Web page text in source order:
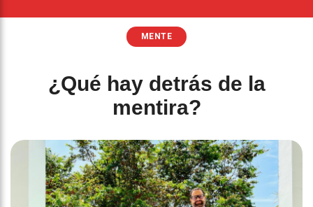
MENTE
¿Qué hay detrás de la
mentira?